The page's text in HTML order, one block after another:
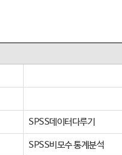
SPSS데이터다루기
SPSS비모수 통계분석